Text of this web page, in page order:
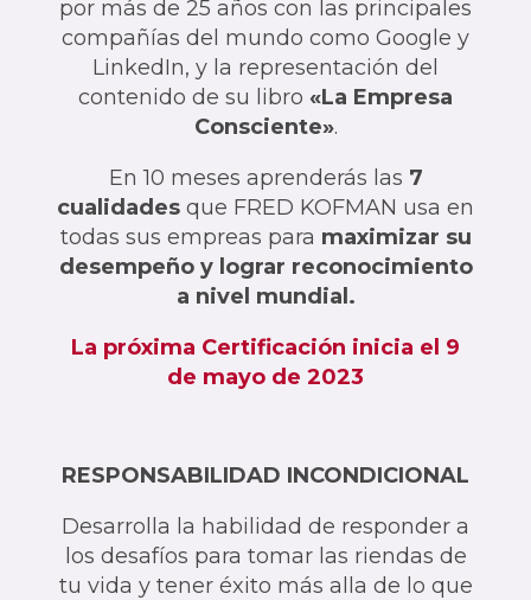
por más de 25 años con las principales
compañías del mundo como Google y
LinkedIn, y la representación del
contenido de su libro «La Empresa
Consciente».
En 10 meses aprenderás las 7
cualidades que FRED KOFMAN usa en
todas sus empreas para maximizar su
desempeño y lograr reconocimiento
a nivel mundial.
La próxima Certificación inicia el 9
de mayo de 2023
RESPONSABILIDAD INCONDICIONAL
Desarrolla la habilidad de responder a
los desafíos para tomar las riendas de
tu vida y tener éxito más alla de lo que